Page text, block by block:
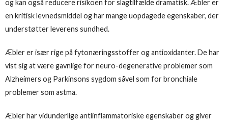
og kan også reducere risikoen for slagtilfælde dramatisk. Æbler er
en kritisk levnedsmiddel og har mange uopdagede egenskaber, der
understøtter leverens sundhed.
Æbler er især rige på fytonæringsstoffer og antioxidanter. De har
vist sig at være gavnlige for neuro-degenerative problemer som
Alzheimers og Parkinsons sygdom såvel som for bronchiale
problemer som astma.
Æbler har vidunderlige antiinflammatoriske egenskaber og giver